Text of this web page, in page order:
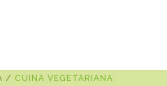
/ CUINA VEGETARIANA